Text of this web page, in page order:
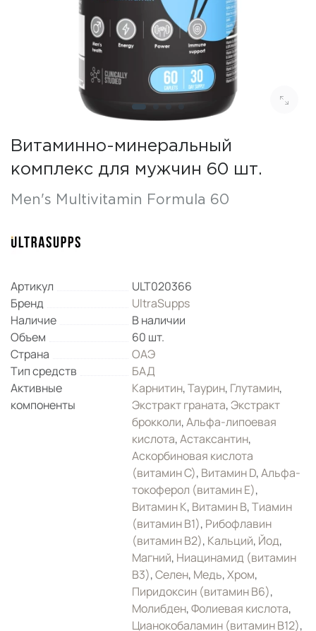
Витаминно-минеральный
комплекс для мужчин 60 шт.
Men's Multivitamin Formula 60
Артикул
ULT020366
Бренд
UltraSupps
Наличие
В наличии
Объем
60 шт.
Страна
ОАЭ
Тип средств
БАД
Активные
компоненты
Карнитин,Таурин, Глутамин,
Экстракт граната,Экстракт
брокколи,Альфа-липоевая
кислота,Астаксантин,
Аскорбиновая кислота
(витамин С), Витамин D,Альфа-
токоферол (витамин Е),
Витамин K, Витамин B,Тиамин
(витамин B1), Рибофлавин
(витамин B2), Кальций, Йод,
Магний, Ниацинамид (витамин
B3),Селен, Медь,Хром,
Пиридоксин (витамин B6),
Молибден,Фолиевая кислота,
Цианокобаламин (витамин B12),